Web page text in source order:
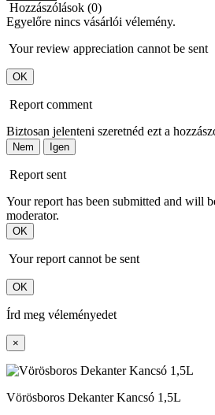
Hozzászólások (0)
Egyelőre nincs vásárlói vélemény.
Your review appreciation cannot be sent
OK
Report comment
Biztosan jelenteni szeretnéd ezt a
Nem Igen
Report sent
Your report has been submitted and will
moderator.
OK
Your report cannot be sent
OK
Írd meg véleményedet
×
Vörösboros Dekanter Kancsó 1,5L